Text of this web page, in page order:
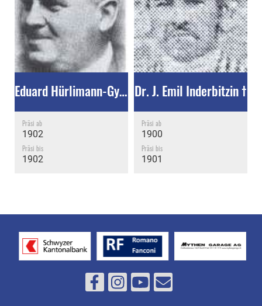
Eduard Hürlimann-Gyr †
Präsi ab
1902
Präsi bis
1902
Dr. J. Emil Inderbitzin †
Präsi ab
1900
Präsi bis
1901